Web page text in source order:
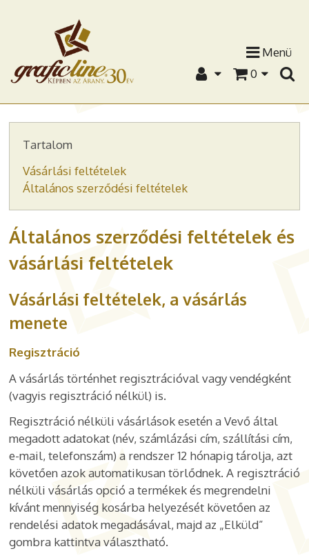
Menü
0
Tartalom
Vásárlási feltételek
Általános szerződési feltételek
Általános szerződési feltételek és
vásárlási feltételek
Vásárlási feltételek, a vásárlás
menete
Regisztráció
A vásárlás történhet regisztrációval vagy vendégként
(vagyis regisztráció nélkül) is.
Regisztráció nélküli vásárlások esetén a Vevő által
megadott adatokat (név, számlázási cím, szállítási cím,
e-mail, telefonszám) a rendszer 12 hónapig tárolja, azt
követően azok automatikusan törlődnek. A regisztráció
nélküli vásárlás opció a termékek és megrendelni
kívánt mennyiség kosárba helyezését követően az
rendelési adatok megadásával, majd az „Elküld”
gombra kattintva választható.